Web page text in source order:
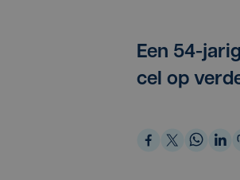
Een 54-
cel op